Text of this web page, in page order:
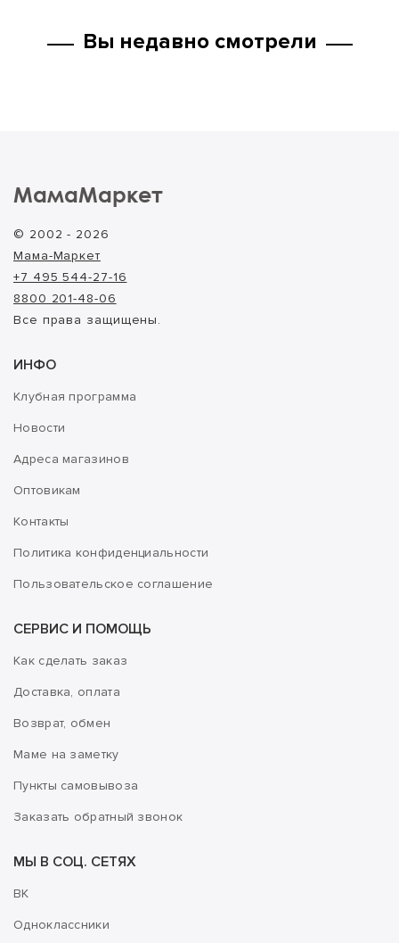
Вы недавно смотрели
МамаМаркет
© 2002 - 2026
Мама-Маркет
+7 495 544-27-16
8800 201-48-06
Все права защищены.
ИНФО
Клубная программа
Новости
Адреса магазинов
Оптовикам
Контакты
Политика конфиденциальности
Пользовательское соглашение
СЕРВИС И ПОМОЩЬ
Как сделать заказ
Доставка, оплата
Возврат, обмен
Маме на заметку
Пункты самовывоза
Заказать обратный звонок
МЫ В СОЦ. СЕТЯХ
ВК
Одноклассники